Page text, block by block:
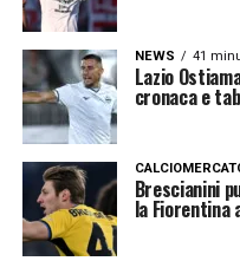
NEWS 41
Lazio
cronaca e
Brescianini
la